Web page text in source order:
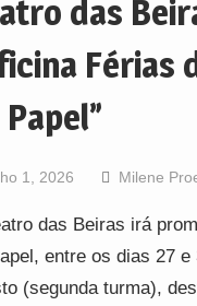
das
Férias
1, 2026 Milene
das Beiras irá
entre os dias 27
(segunda turma),